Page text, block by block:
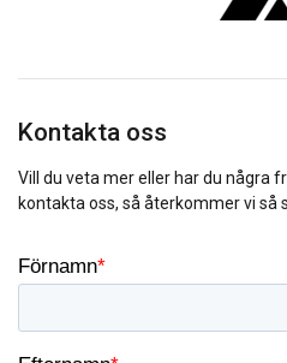
Kontakta oss
Vill du veta mer eller har du några
kontakta oss, så återkommer vi så
användning av deras
Funktioner